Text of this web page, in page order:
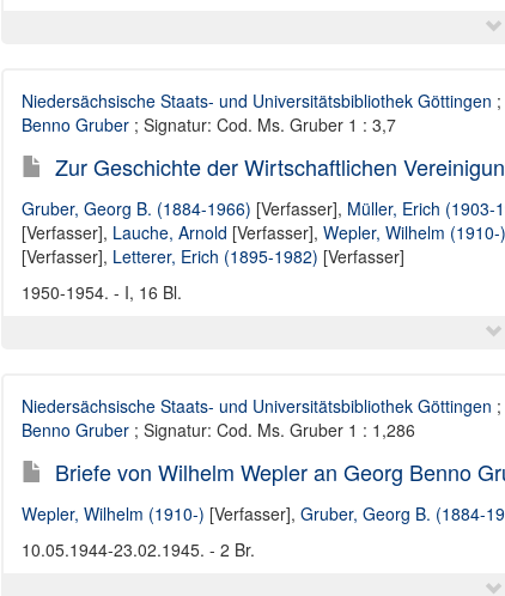
Niedersächsische Staats- und Universitätsbibliothek Göttingen ;
Benno Gruber; Signatur: Cod. Ms. Gruber 1 : 3,7
Zur Geschichte der Wirtschaftlichen
Gruber, Georg B. (1884-1966) [Verfasser], Müller, Erich (1903-
[Verfasser], Lauche, Arnold [Verfasser], Wepler, Wilhelm (1910-)
[Verfasser], Letterer, Erich (1895-1982) [Verfasser]
1950-1954. - I, 16 Bl.
Niedersächsische Staats- und Universitätsbibliothek Göttingen ;
Benno Gruber; Signatur: Cod. Ms. Gruber 1 : 1,286
Briefe von Wilhelm Wepler an Georg Benno
Wepler, Wilhelm (1910-) [Verfasser], Gruber, Georg B. (1884-
10.05.1944-23.02.1945. - 2 Br.